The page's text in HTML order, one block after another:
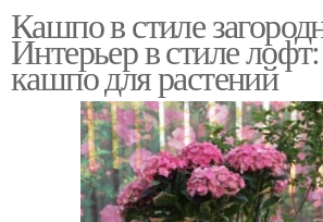
Кашпо в стиле
Интерьер в стиле
кашпо для растений